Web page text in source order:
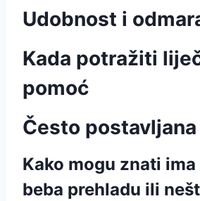
Udobnost i
Kada potražiti
pomoć
Često
Kako mogu znati
beba prehladu ili